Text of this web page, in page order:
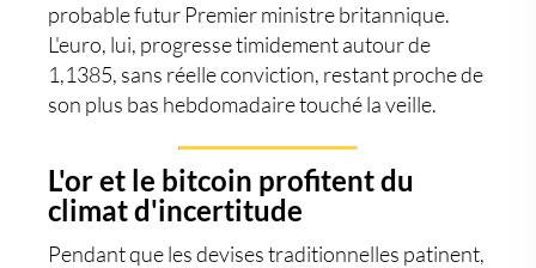
probable futur Premier ministre britannique.
L'euro, lui, progresse timidement autour de
1,1385, sans réelle conviction, restant proche de
son plus bas hebdomadaire touché la veille.
L'or et le bitcoin profitent du
climat d'incertitude
Pendant que les devises traditionnelles patinent,